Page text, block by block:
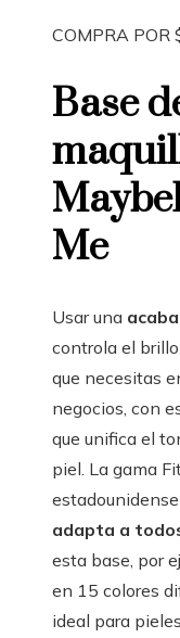
COMPRA POR
Base
Me
Usar una
controla el
que necesitas
negocios, con
que unifica el
piel. La gama
adapta a
esta base, por
en 15 colores
ideal para